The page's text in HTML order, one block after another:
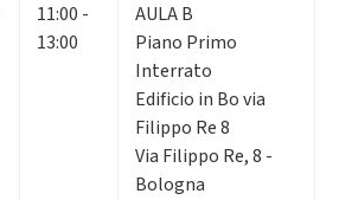
11:00 -
13:00
AULA B
Piano Primo
Interrato
Edificio in Bo via
Filippo Re 8
Via Filippo Re, 8 -
Bologna